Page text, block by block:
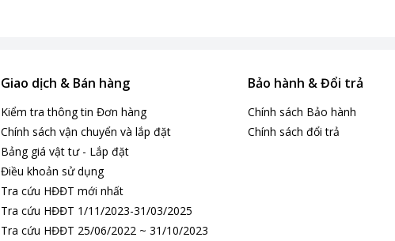
Giao dịch & Bán hàng
Kiểm tra thông tin Đơn hàng
Chính sách vận chuyển và lắp đặt
Bảng giá vật tư - Lắp đặt
Điều khoản sử dụng
Tra cứu HĐĐT mới nhất
Tra cứu HĐĐT 1/11/2023-31/03/2025
Tra cứu HĐĐT 25/06/2022 ~ 31/10/2023
Bảo hành & Đổi trả
Chính sách Bảo hành
Chính sách đổi trả